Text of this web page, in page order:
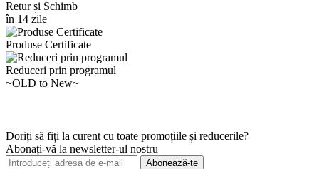
Retur și Schimb
în 14 zile
Produse Certificate
Reduceri prin programul
~OLD to New~
Doriți să fiți la curent cu toate promoțiile și reducerile?
Abonați-vă la newsletter-ul nostru
Abonează-te